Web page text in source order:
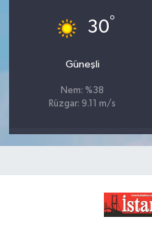
30°
Güneşli
Nem: %38
Rüzgar: 9.11 m/s